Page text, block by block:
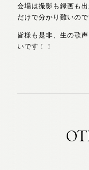
会場は撮影も録画も
だけで分かり難いの
皆様も是非、生の歌
いです！！